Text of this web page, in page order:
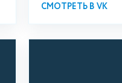
СМОТРЕТЬ В VK